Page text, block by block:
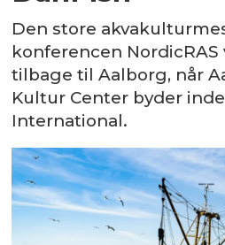
Den store
konferencen
tilbage til Aalborg, når
Kultur Center byder
International.